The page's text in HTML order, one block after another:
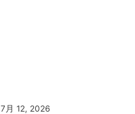
7月 12, 2026